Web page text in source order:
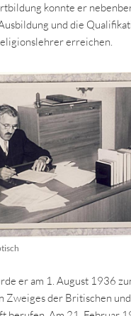
konnte er
und die
erreichen.
er am 1. August 1936
Zweiges der Britischen